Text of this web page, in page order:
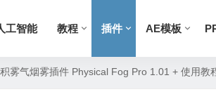
工智能 教程 插件 AE模板
雾气烟雾插件 Physical Fog Pro 1.01 + 使用教